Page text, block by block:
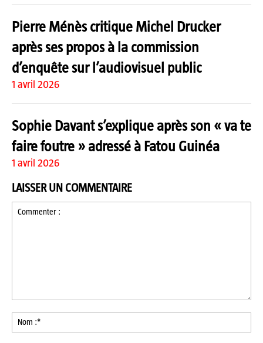
Pierre Ménès critique Michel Drucker
après ses propos à la commission
d’enquête sur l’audiovisuel public
1 avril 2026
Sophie Davant s’explique après son « va te
faire foutre » adressé à Fatou Guinéa
1 avril 2026
LAISSER UN COMMENTAIRE